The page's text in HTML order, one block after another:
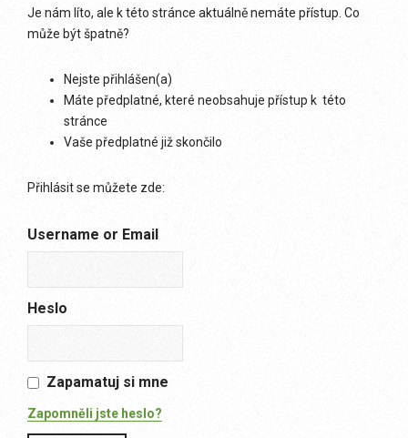
Je nám líto, ale k této stránce aktuálně nemáte přístup. Co
může být špatně?
Nejste přihlášen(a)
Máte předplatné, které neobsahuje přístup k této
stránce
Vaše předplatné již skončilo
Přihlásit se můžete zde:
Username or Email
Heslo
Zapamatuj si mne
Zapomněli jste heslo?